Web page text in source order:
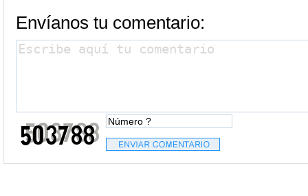
Envíanos tu comentario: